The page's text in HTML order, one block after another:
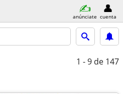
anúnciate cuenta
1 - 9 de 147